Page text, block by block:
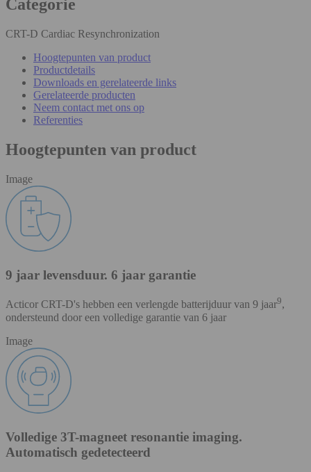
Categorie
CRT-D Cardiac Resynchronization
Hoogtepunten van product
Productdetails
Downloads en gerelateerde links
Gerelateerde producten
Neem contact met ons op
Referenties
Hoogtepunten van product
Image
9 jaar levensduur. 6 jaar garantie
Acticor CRT-D's hebben een verlengde batterijduur van 9 jaar9,
ondersteund door een volledige garantie van 6 jaar
Image
Volledige 3T-magneet resonantie imaging.
Automatisch gedetecteerd